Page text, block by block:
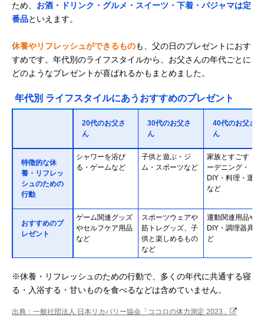
ため、 お酒・ドリンク・グルメ・スイーツ・下着・パジャマは定
番品といえます。
休養やリフレッシュができるものも、父の日のプレゼントにおす
すめです。年代別のライフスタイルから、お父さんの年代ごとに
どのようなプレゼントが喜ばれるかもまとめました。
年代別 ライフスタイルにあうおすすめのプレゼント
20代のお父さ
ん
30代のお父さ
ん
40代のお父さ
ん
特徴的な休
養・リフレッ
シュのための
行動
シャワーを浴び
る・ゲームなど
子供と遊ぶ・ジ
ム・スポーツなど
家族とすごす・ガ
ーデニング・
DIY・料理・運動
など
おすすめのプ
レゼント
ゲーム関連グッズ
やセルフケア用品
など
スポーツウェアや
筋トレグッズ、子
供と楽しめるもの
など
運動関連用品や、
DIY・調理器具な
ど
※休養・リフレッシュのための行動で、多くの年代に共通する寝
る・入浴する・甘いものを食べるなどは含めていません。
出典：一般社団法人 日本リカバリー協会「ココロの体力測定 2023」